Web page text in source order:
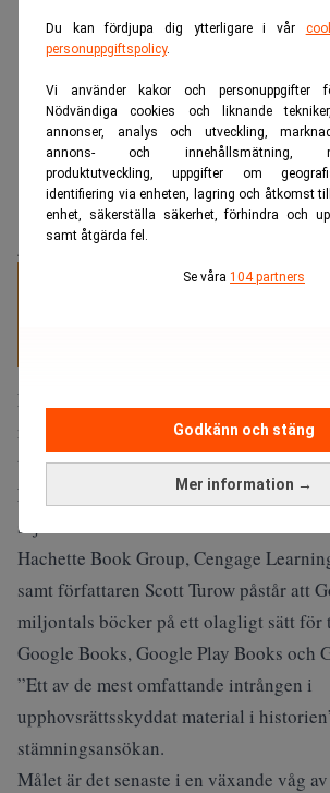
Du kan fördjupa dig ytterligare i vår
personuppgiftspolicy.
Vi använder kakor och personuppgifter
Nödvändiga cookies och liknande
annonser, analys och utveckling,
annons- och innehållsmätning,
produktutveckling, uppgifter om
identifiering via enheten, lagring och åtkomst
enhet, säkerställa säkerhet, förhindra och
samt åtgärda fel.
Se våra 104 partners
Mer information →
Godkänn och stäng
ANNONS
Flera stora bokförlag stämmer Google
modellen Gemini med
tillstånd eller ersättning, rapporterar
Missa inte:
Google tvingas betala 14
sajten. Realtid
Hachette Book Group, Cengage
samt författaren Scott Turow påstår att
miljontals böcker på ett olagligt sätt för
Google Books, Google Play Books och
”Ett av de mest omfattande intrången i
upphovsrättsskyddat material i
stämningsansökan.
Målet är det senaste i en växande våg av